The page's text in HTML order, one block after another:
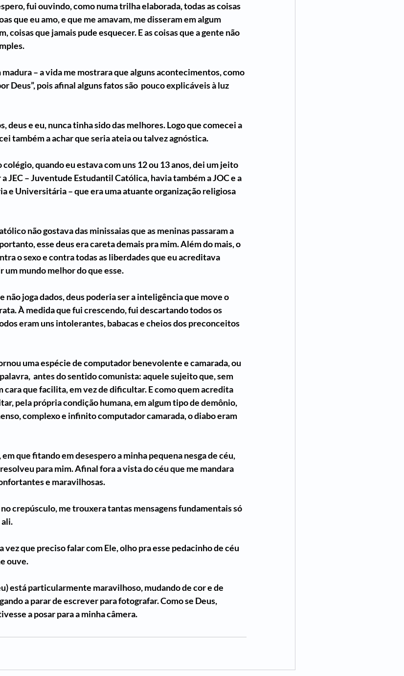
fui ouvindo, como numa trilha elaborada, todas as coisas
que eu amo, e que me amavam, me disseram em algum
coisas que jamais pude esquecer. E as coisas que a gente não
madura – a vida me mostrara que alguns acontecimentos, como
Deus”, pois afinal alguns fatos são  pouco explicáveis à luz
deus e eu, nunca tinha sido das melhores. Logo que comecei a
também a achar que seria ateia ou talvez agnóstica.
quando eu estava com uns 12 ou 13 anos, dei um jeito
JEC – Juventude Estudantil Católica, havia também a JOC e a
e Universitária – que era uma atuante organização religiosa
não gostava das minissaias que as meninas passaram a
esse deus era careta demais pra mim. Além do mais, o
o sexo e contra todas as liberdades que eu acreditava
mundo melhor do que esse.
não joga dados, deus poderia ser a inteligência que move o
À medida que fui crescendo, fui descartando todos os
eram uns intolerantes, babacas e cheios dos preconceitos
uma espécie de computador benevolente e camarada, ou
antes do sentido comunista: aquele sujeito que, sem
cara que facilita, em vez de dificultar. E como quem acredita
pela própria condição humana, em algum tipo de demônio,
complexo e infinito computador camarada, o diabo eram
que fitando em desespero a minha pequena nesga de céu,
para mim. Afinal fora a vista do céu que me mandara
e maravilhosas.
no crepúsculo, me trouxera tantas mensagens fundamentais só
vez que preciso falar com Ele, olho pra esse pedacinho de céu
ouve.
está particularmente maravilhoso, mudando de cor e de
a parar de escrever para fotografar. Como se Deus,
a posar para a minha câmera.